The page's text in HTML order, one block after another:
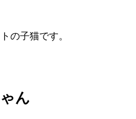
の子猫です。
ん